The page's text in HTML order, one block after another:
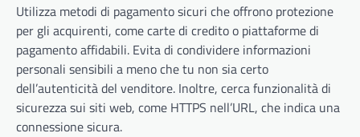
Utilizza metodi di pagamento sicuri che offrono protezione
per gli acquirenti, come carte di credito o piattaforme di
pagamento affidabili. Evita di condividere informazioni
personali sensibili a meno che tu non sia certo
dell’autenticità del venditore. Inoltre, cerca funzionalità di
sicurezza sui siti web, come HTTPS nell’URL, che indica una
connessione sicura.